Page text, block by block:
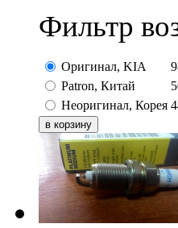
Фильтр
Оригинал, KIA
Patron, Китай
Неоригинал, Корея